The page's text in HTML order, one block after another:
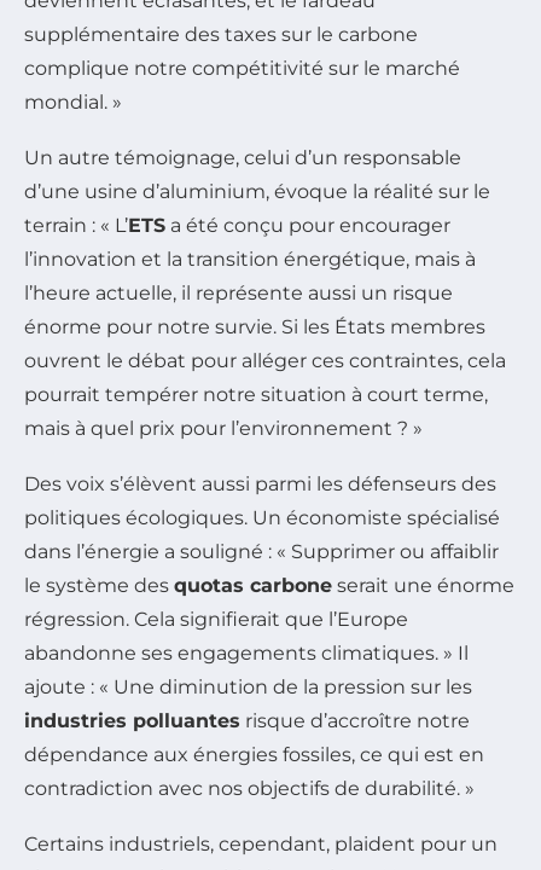
supplémentaire des taxes sur le carbone
complique notre compétitivité sur le marché
mondial. »
Un autre témoignage, celui d’un responsable
d’une usine d’aluminium, évoque la réalité sur le
terrain : « L’ETS a été conçu pour encourager
l’innovation et la transition énergétique, mais à
l’heure actuelle, il représente aussi un risque
énorme pour notre survie. Si les États membres
ouvrent le débat pour alléger ces contraintes, cela
pourrait tempérer notre situation à court terme,
mais à quel prix pour l’environnement ? »
Des voix s’élèvent aussi parmi les défenseurs des
politiques écologiques. Un économiste spécialisé
dans l’énergie a souligné : « Supprimer ou affaiblir
le système des quotas carbone serait une énorme
régression. Cela signifierait que l’Europe
abandonne ses engagements climatiques. » Il
ajoute : « Une diminution de la pression sur les
industries polluantes risque d’accroître notre
dépendance aux énergies fossiles, ce qui est en
contradiction avec nos objectifs de durabilité. »
Certains industriels, cependant, plaident pour un